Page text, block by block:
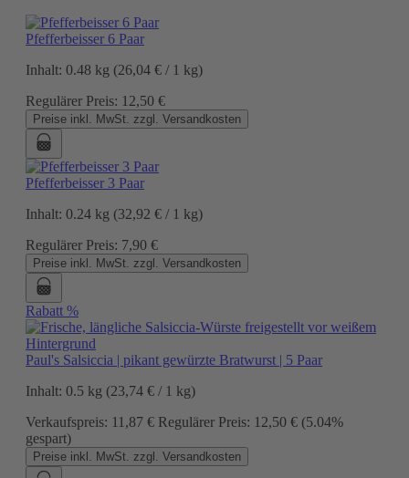
Pfefferbeisser 6 Paar
Inhalt: 0.48 kg (26,04 € / 1 kg)
Regulärer Preis: 12,50 €
Preise inkl. MwSt. zzgl. Versandkosten
Pfefferbeisser 3 Paar
Inhalt: 0.24 kg (32,92 € / 1 kg)
Regulärer Preis: 7,90 €
Preise inkl. MwSt. zzgl. Versandkosten
Rabatt %
Paul's Salsiccia | pikant gewürzte Bratwurst | 5 Paar
Inhalt: 0.5 kg (23,74 € / 1 kg)
Verkaufspreis: 11,87 € Regulärer Preis: 12,50 € (5.04%
gespart)
Preise inkl. MwSt. zzgl. Versandkosten